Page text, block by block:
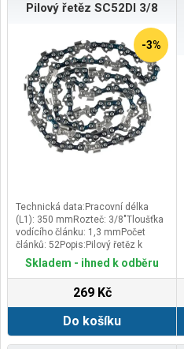
Pilový řetěz SC52Dl 3/8
-3%
Technická data:Pracovní délka
(L1): 350 mmRozteč: 3/8"Tloušťka
vodícího článku: 1,3 mmPočet
článků: 52Popis:Pilový řetěz k
vodicí liště 35 cm
Skladem - ihned k odběru
269 Kč
Do košíku